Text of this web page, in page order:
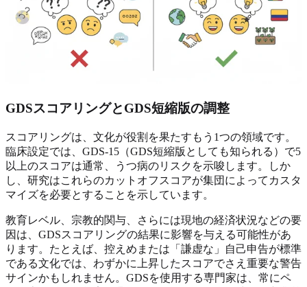
GDSスコアリングとGDS短縮版の調整
スコアリングは、文化が役割を果たすもう1つの領域です。
臨床設定では、GDS-15（GDS短縮版としても知られる）で5
以上のスコアは通常、うつ病のリスクを示唆します。しか
し、研究はこれらのカットオフスコアが集団によってカスタ
マイズを必要とすることを示しています。
教育レベル、宗教的関与、さらには現地の経済状況などの要
因は、GDSスコアリングの結果に影響を与える可能性があ
ります。たとえば、控えめまたは「謙虚な」自己申告が標準
である文化では、わずかに上昇したスコアでさえ重要な警告
サインかもしれません。GDSを使用する専門家は、常にペ